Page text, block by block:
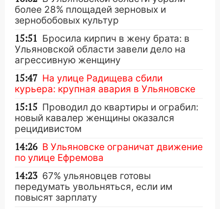
более 28% площадей зерновых и
зернобобовых культур
15:51 Бросила кирпич в жену брата: в
Ульяновской области завели дело на
агрессивную женщину
15:47 На улице Радищева сбили
курьера: крупная авария в Ульяновске
15:15 Проводил до квартиры и ограбил:
новый кавалер женщины оказался
рецидивистом
14:26 В Ульяновске ограничат движение
по улице Ефремова
14:23 67% ульяновцев готовы
передумать увольняться, если им
повысят зарплату